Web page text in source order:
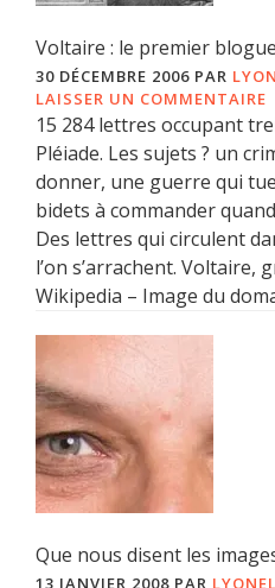
Voltaire : le premier
30 DÉCEMBRE 2006 PAR
LAISSER UN COMMENTAIRE
15 284 lettres occupant
Pléiade. Les sujets ? un
donner, une guerre qui
bidets à commander
Des lettres qui circulent
l’on s’arrachent. Voltaire,
Wikipedia – Image du
Que nous disent les